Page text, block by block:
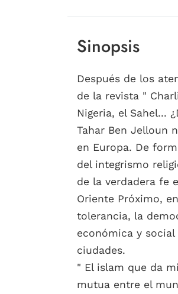
Sinopsis
Después de los
de la revista "
Nigeria, el Sahel...
Tahar Ben Jelloun
en Europa. De
del integrismo
de la verdadera fe
Oriente Próximo,
tolerancia, la
económica y
ciudades.
" El islam que da
mutua entre el